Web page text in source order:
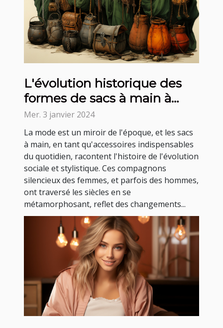
L'évolution historique des
formes de sacs à main à
travers les âges
Mer. 3 janvier 2024
La mode est un miroir de l'époque, et les sacs
à main, en tant qu'accessoires indispensables
du quotidien, racontent l'histoire de l'évolution
sociale et stylistique. Ces compagnons
silencieux des femmes, et parfois des hommes,
ont traversé les siècles en se
métamorphosant, reflet des changements...